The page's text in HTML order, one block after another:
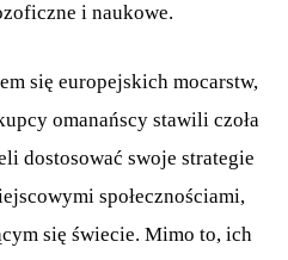
i naukowe.
się europejskich mocarstw,
omanańscy stawili czoła
dostosować swoje strategie
społecznościami,
się świecie. Mimo to, ich